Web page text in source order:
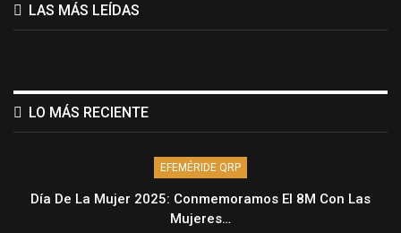
LAS MÁS LEÍDAS
LO MÁS RECIENTE
EFEMÉRIDE QRP
Día De La Mujer 2025: Conmemoramos El 8M Con Las
Mujeres…